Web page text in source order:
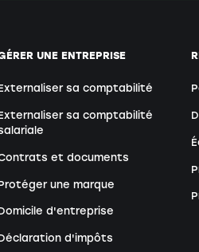
UNE ENTREPRISE
sa comptabilité
sa comptabilité
et documents
une marque
d'entreprise
d'impôts